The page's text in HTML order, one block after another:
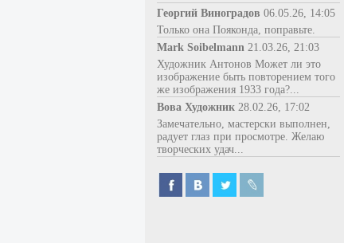
Георгий Виноградов 06.05.26, 14:05
Только она Пояконда, поправьте.
Mark Soibelmann 21.03.26, 21:03
Художник Антонов Может ли это
изображение быть повторением того
же изображения 1933 года?...
Вова Художник 28.02.26, 17:02
Замечательно, мастерски выполнен,
радует глаз при просмотре. Желаю
творческих удач...